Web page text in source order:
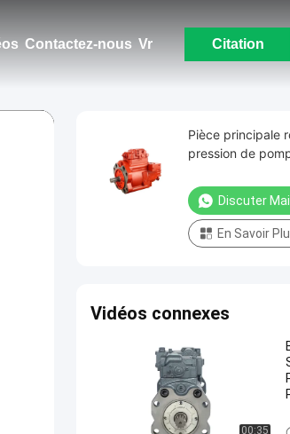
Contactez-nous Vr Citation
Pièce principale
pression de
Discuter
En Savoir
Vidéos connexes
00:35